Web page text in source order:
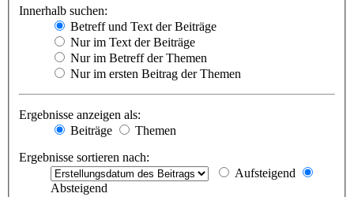
Innerhalb suchen:
Betreff und Text der Beiträge
Nur im Text der Beiträge
Nur im Betreff der Themen
Nur im ersten Beitrag der Themen
Ergebnisse anzeigen als:
Beiträge
Themen
Ergebnisse sortieren nach:
Aufsteigend
Absteigend